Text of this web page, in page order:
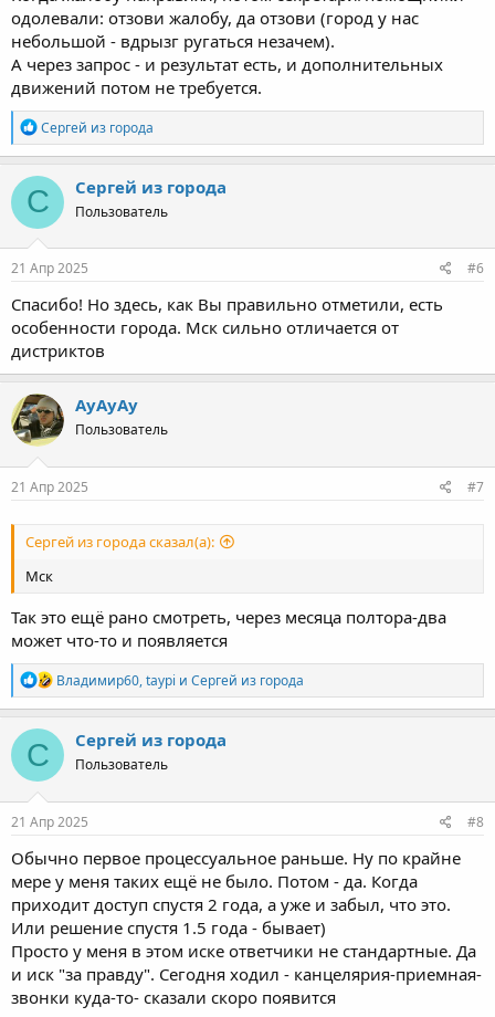
одолевали: отзови жалобу, да отзови (город у нас
небольшой - вдрызг ругаться незачем).
А через запрос - и результат есть, и дополнительных
движений потом не требуется.
Р
е
а
к
ц
и
и
:
Сергей из города
С Сергей из города
Пользователь
21 Апр 2025 #6
Спасибо! Но здесь, как Вы правильно отметили, есть
особенности города. Мск сильно отличается от
дистриктов
АуАуАу
Пользователь
21 Апр 2025 #7
Сергей из города сказал(а):
Мск
Так это ещё рано смотреть, через месяца полтора-два
может что-то и появляется
Р
е
а
к
ц
и
:
Владимир60,taypi и Сергей из города
С Сергей из города
Пользователь
21 Апр 2025 #8
Обычно первое процессуальное раньше. Ну по крайне
мере у меня таких ещё не было. Потом - да. Когда
приходит доступ спустя 2 года, а уже и забыл, что это.
Или решение спустя 1.5 года - бывает)
Просто у меня в этом иске ответчики не стандартные. Да
и иск "за правду". Сегодня ходил - канцелярия-приемная-
звонки куда-то- сказали скоро появится